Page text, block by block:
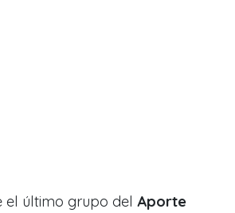
el último grupo del Aporte